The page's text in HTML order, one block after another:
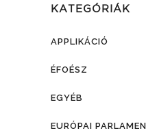
KATEGÓRIÁK
APPLIKÁCIÓ
ÉFOÉSZ
EGYÉB
EURÓPAI